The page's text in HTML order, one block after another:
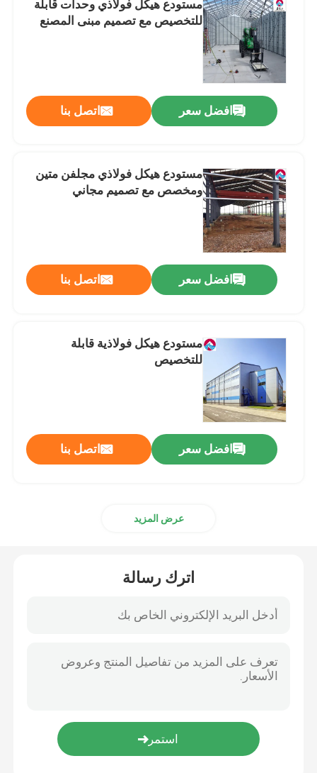
المنازل المجهزة من الفولاذ
المواد الهيكلية من الصلب
قفص الدجاج طبقة البيض
نظام قفص الدجاج
نظام أرضية الطيور
مستودع هيكل فولاذي وحدات قابلة
للتخصيص مع تصميم مبنى المصنع
افضل سعر اتصل بنا
مستودع هيكل فولاذي مجلفن متين
ومخصص مع تصميم مجاني
افضل سعر اتصل بنا
مستودع هيكل فولاذية قابلة
للتخصيص
افضل سعر اتصل بنا
عرض المزيد
اترك رسالة